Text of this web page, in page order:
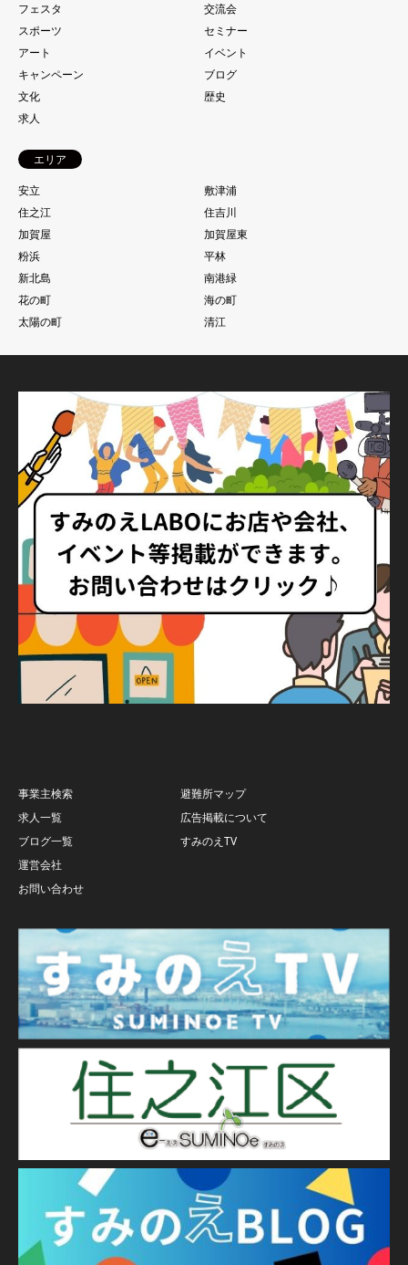
フェスタ
交流会
スポーツ
セミナー
アート
イベント
キャンペーン
ブログ
文化
歴史
求人
エリア
安立
敷津浦
住之江
住吉川
加賀屋
加賀屋東
粉浜
平林
新北島
南港緑
花の町
海の町
太陽の町
清江
事業主検索
避難所マップ
求人一覧
広告掲載について
ブログ一覧
すみのえTV
運営会社
お問い合わせ